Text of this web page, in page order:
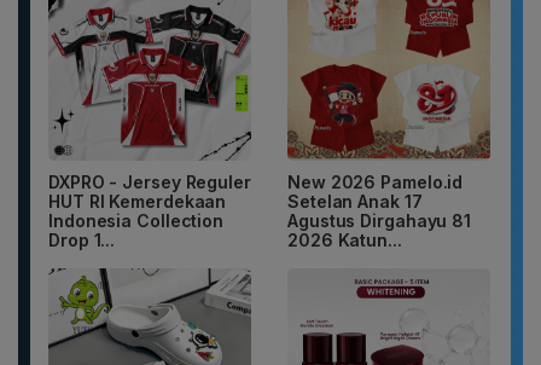
DXPRO - Jersey Reguler
HUT RI Kemerdekaan
Indonesia Collection
Drop 1...
New 2026 Pamelo.id
Setelan Anak 17
Agustus Dirgahayu 81
2026 Katun...